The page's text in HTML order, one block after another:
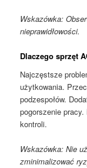
Wskazówka:
nieprawidłowości.
Dlaczego sprzęt
Najczęstsze
użytkowania.
podzespołów.
pogorszenie
kontroli.
Wskazówka: Nie
zminimalizować